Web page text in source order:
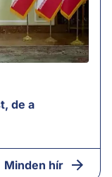
de a
Minden hír